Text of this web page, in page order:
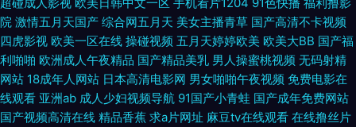
91九色呆哥在线 福利社伊人 人人射人人插 在线中文字幕视频 91熊猫网站在
线 黄色午夜福利 色婷婷久久综 91在线微拍视频 久草久久草在线 午夜福利视
频国产一区 91高清无码电影 国产自产23区 日本精品五区 在线看男人懂的久
院 激情五月天国产 综合网五月天 美女主播青草 国产高清不卡视频
四虎影视 欧美一区在线 操碰视频 五月天婷婷欧美 欧美大BB 国产福
利啪啪 欧洲成人午夜精品 国产精品美乳 男人操蜜桃视频 无码射精
网站 18成年人网站 日本高清电影网 男女啪啪午夜视频 免费电影在
线观看 亚洲ab 成人少妇视频导航 91国产小青蛙 国产成年免费网站
国产视频高清在线 精品香蕉 求a片网址 麻豆tv在线观看 在线撸丝片